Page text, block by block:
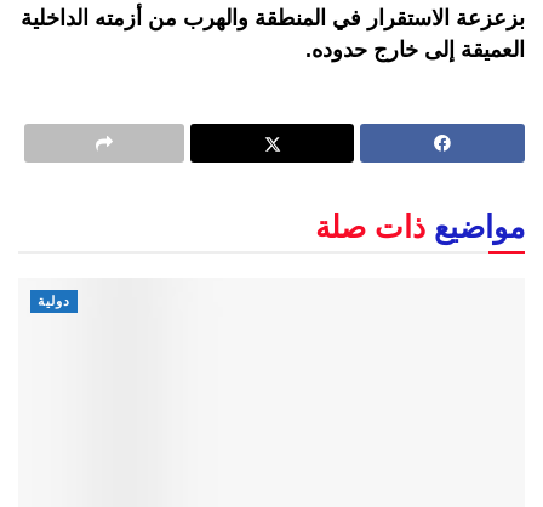
بزعزعة الاستقرار في المنطقة والهرب من أزمته الداخلية
العميقة إلى خارج حدوده.
مواضيع ذات صلة
دولية